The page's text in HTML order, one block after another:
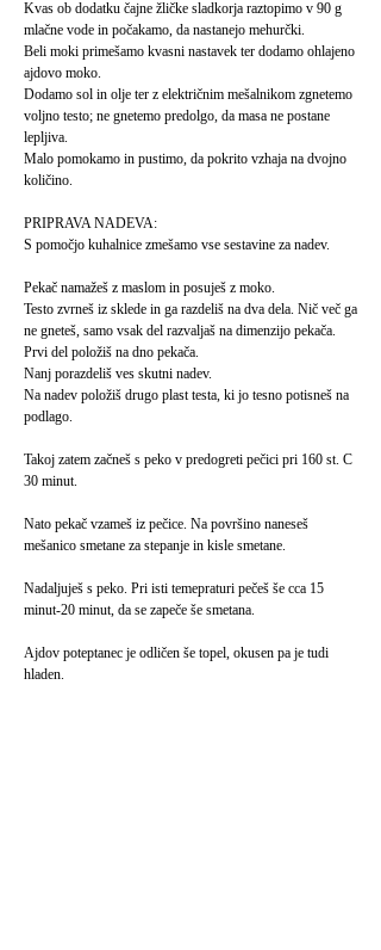
Kvas ob dodatku čajne žličke sladkorja raztopimo v 90 g
mlačne vode in počakamo, da nastanejo mehurčki.
Beli moki primešamo kvasni nastavek ter dodamo ohlajeno
ajdovo moko.
Dodamo sol in olje ter z električnim mešalnikom zgnetemo
voljno testo; ne gnetemo predolgo, da masa ne postane
lepljiva.
Malo pomokamo in pustimo, da pokrito vzhaja na dvojno
količino.
PRIPRAVA NADEVA:
S pomočjo kuhalnice zmešamo vse sestavine za nadev.
Pekač namažeš z maslom in posuješ z moko.
Testo zvrneš iz sklede in ga razdeliš na dva dela. Nič več ga
ne gneteš, samo vsak del razvaljaš na dimenzijo pekača.
Prvi del položiš na dno pekača.
Nanj porazdeliš ves skutni nadev.
Na nadev položiš drugo plast testa, ki jo tesno potisneš na
podlago.
Takoj zatem začneš s peko v predogreti pečici pri 160 st. C
30 minut.
Nato pekač vzameš iz pečice. Na površino naneseš
mešanico smetane za stepanje in kisle smetane.
Nadaljuješ s peko. Pri isti temepraturi pečeš še cca 15
minut-20 minut, da se zapeče še smetana.
Ajdov poteptanec je odličen še topel, okusen pa je tudi
hladen.